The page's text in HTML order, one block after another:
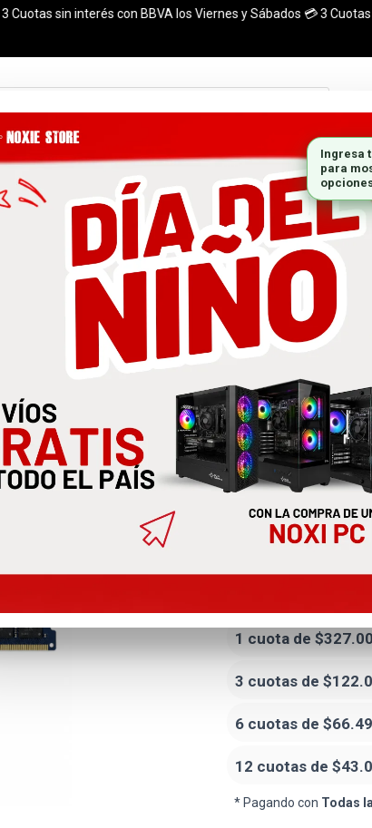
sin interés con BBVA los Viernes y Sábados 💳 3 Cuotas
GABINETES PLACAS DE VIDEO
el pais. ¡ Envios en el dia (CABA y Al rededores) Acreditando
GRATIS A TODO EL PAÍS CON LA COMPRA DE
Memoria
16GB4800
Precio
1 cuota de
3 cuotas de
6 cuotas de
12 cuotas de
* Pagando con Todas